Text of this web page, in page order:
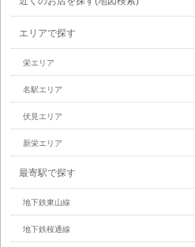
エリアで探す
栄エリア
名駅エリア
伏見エリア
新栄エリア
最寄駅で探す
地下鉄東山線
地下鉄桜通線